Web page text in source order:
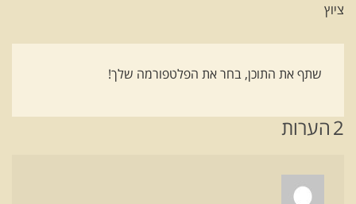
ציוץ
שתף את התוכן, בחר את הפלטפורמה שלך!
2הערות